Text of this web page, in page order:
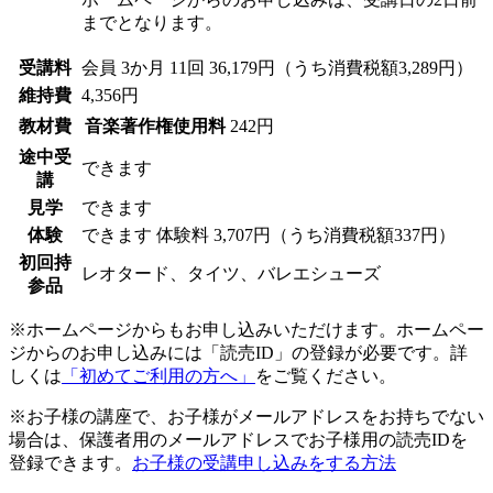
までとなります。
受講料 会員 3か月 11回 36,179円（うち消費税額3,289円）
維持費 4,356円
教材費
音楽著作権使用料 242円
途中受
講
できます
見学
できます
体験
できます 体験料 3,707円（うち消費税額337円）
初回持
参品
レオタード、タイツ、バレエシューズ
※ホームページからもお申し込みいただけます。ホームペー
ジからのお申し込みには「読売ID」の登録が必要です。詳
しくは 「初めてご利用の方へ」 をご覧ください。
※お子様の講座で、お子様がメールアドレスをお持ちでない
場合は、保護者用のメールアドレスでお子様用の読売IDを
登録できます。 お子様の受講申し込みをする方法